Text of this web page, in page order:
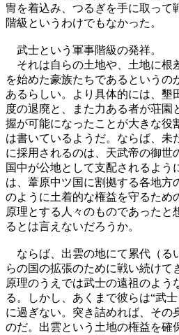
冑を着込み、つるぎを手に取って
階級というわけでもなかった。
武士という軍事階級の発祥。
それは自らの土地や、土地に根
を始めた豪族たちであるというの
あるらしい。より具体的には、墾
度の退廃と、また力ある者が荘園
握が可能になったことが大きな役
は書いているようだ。ならば、
に採用されるのは、天武帝の御
国中が公地として支配されるよう
は、葦原中ツ国に割拠する各地方
のように土着的な権益を守るため
原理とする人々のものであったと
るとは言えないだろうか。
ならば、出雲の地にて累代（る
らの国の拡張のために戦い続けて
原理のうえでは武士の遠祖のよう
る。しかし、あくまで彼らは“武
に過ぎない。突き詰めれば、その
のだ。出雲という土地の権益を確